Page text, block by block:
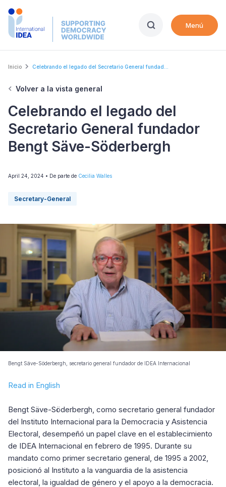
Skip
Menú
Breadcrumb
Inicio Celebrando el legado del Secretario General fundad...
Volver a la vista general
Celebrando el legado del
Secretario General fundador
Bengt Säve-Söderbergh
April 24, 2024 • De parte de Cecilia Walles
Secretary-General
Bengt Säve-Söderbergh, secretario general fundador de IDEA Internacional
Read in English
Bengt Säve-Söderbergh, como secretario general fundador
del Instituto Internacional para la Democracia y Asistencia
Electoral, desempeñó un papel clave en el establecimiento
de IDEA Internacional en febrero de 1995. Durante su
mandato como primer secretario general, de 1995 a 2002,
posicionó al Instituto a la vanguardia de la asistencia
electoral, la igualdad de género y el apoyo a la democracia.